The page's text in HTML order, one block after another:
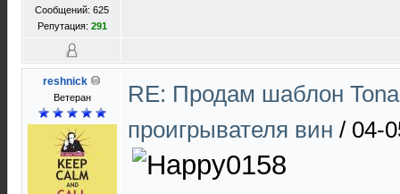
Сообщений: 625
Репутация: 291
reshnick
Ветеран
RE: Продам шаблон
проигрывателя вин / 04-